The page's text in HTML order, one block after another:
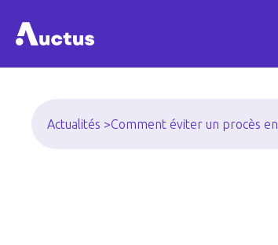
Actualités >Comment éviter un procès